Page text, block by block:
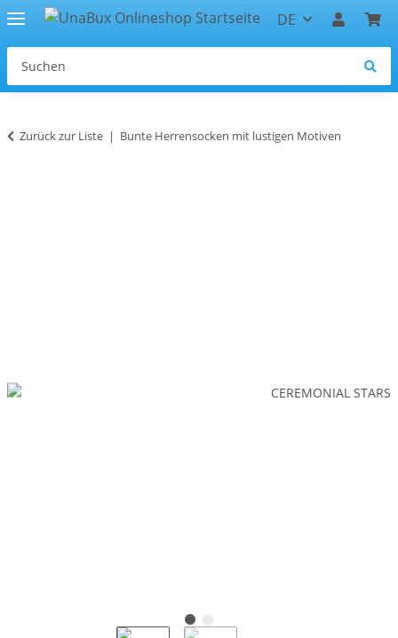
DE
Zurück zur Liste Bunte Herrensocken mit lustigen Motiven